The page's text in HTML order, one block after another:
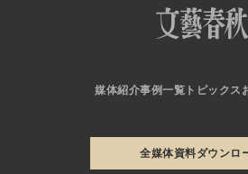
媒体紹介事例一覧 トピックス
全媒体資料ダウンロ